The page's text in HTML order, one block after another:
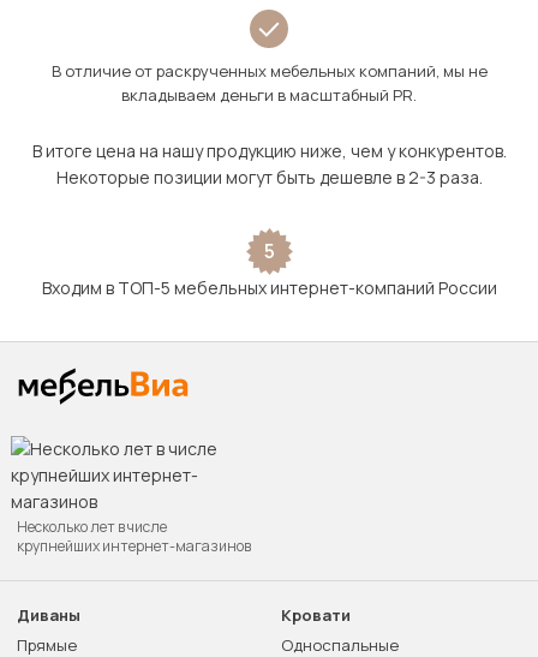
В отличие от раскрученных мебельных компаний, мы не
вкладываем деньги в масштабный PR.
В итоге цена на нашу продукцию ниже, чем у конкурентов.
Некоторые позиции могут быть дешевле в 2-3 раза.
5
Входим в ТОП-5 мебельных интернет-компаний России
Несколько лет в числе
крупнейших интернет-магазинов
Диваны
Прямые
Кровати
Односпальные